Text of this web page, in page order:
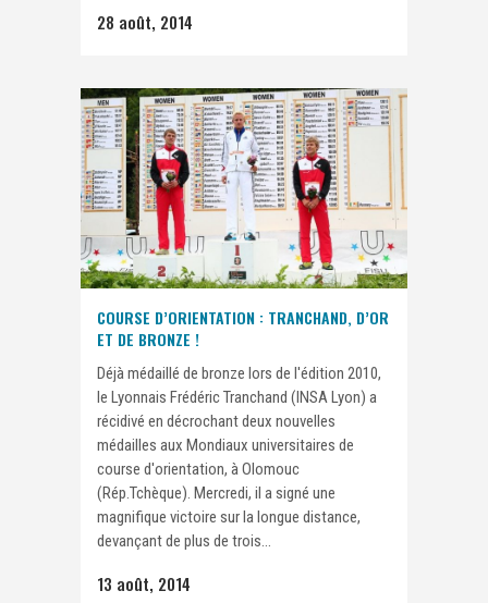
28 août, 2014
COURSE D’ORIENTATION : TRANCHAND, D’OR
ET DE BRONZE !
Déjà médaillé de bronze lors de l'édition 2010,
le Lyonnais Frédéric Tranchand (INSA Lyon) a
récidivé en décrochant deux nouvelles
médailles aux Mondiaux universitaires de
course d'orientation, à Olomouc
(Rép.Tchèque). Mercredi, il a signé une
magnifique victoire sur la longue distance,
devançant de plus de trois...
13 août, 2014